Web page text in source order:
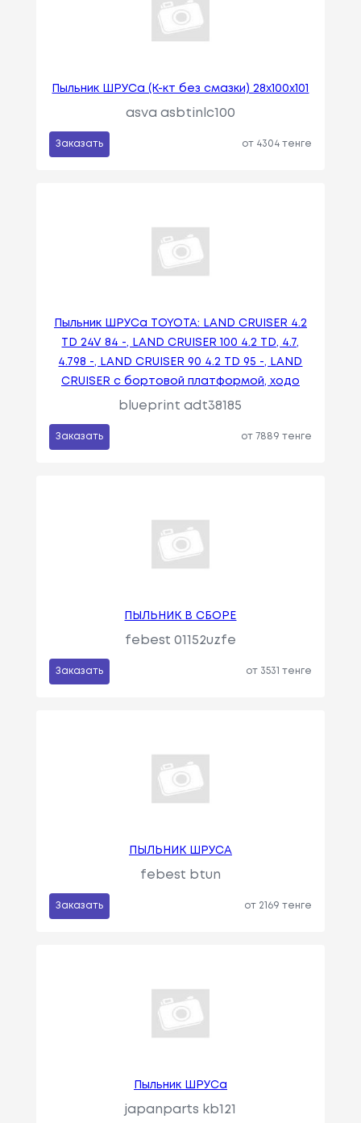
Пыльник ШРУСа (К-кт без смазки) 28x100x101
asva asbtinlc100
Заказать от 4304 тенге
Пыльник ШРУСа TOYOTA: LAND CRUISER 4.2
TD 24V 84 -, LAND CRUISER 100 4.2 TD, 4.7,
4.798 -, LAND CRUISER 90 4.2 TD 95 -, LAND
CRUISER c бортовой платформой, ходо
blueprint adt38185
Заказать от 7889 тенге
ПЫЛЬНИК В СБОРЕ
febest 01152uzfe
Заказать от 3531 тенге
ПЫЛЬНИК ШРУСА
febest btun
Заказать от 2169 тенге
Пыльник ШРУСа
japanparts kb121